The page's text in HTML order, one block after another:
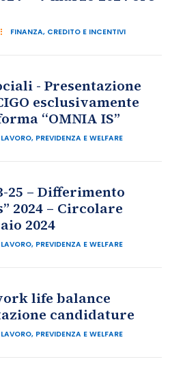
FINANZA, CREDITO E INCENTIVI
- Presentazione
esclusivamente
“OMNIA IS”
LAVORO, PREVIDENZA E WELFARE
25 – Differimento
2024 – Circolare
2024
LAVORO, PREVIDENZA E WELFARE
life balance
candidature
LAVORO, PREVIDENZA E WELFARE